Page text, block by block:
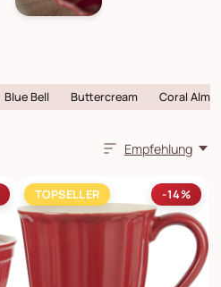
Blue Bell Buttercream Coral
Empfehlung
TOPSELLER -14%